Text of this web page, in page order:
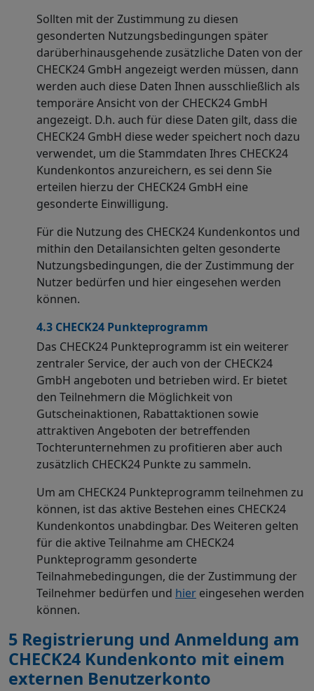
Sollten mit der Zustimmung zu diesen
gesonderten Nutzungsbedingungen später
darüberhinausgehende zusätzliche Daten von der
CHECK24 GmbH angezeigt werden müssen, dann
werden auch diese Daten Ihnen ausschließlich als
temporäre Ansicht von der CHECK24 GmbH
angezeigt. D.h. auch für diese Daten gilt, dass die
CHECK24 GmbH diese weder speichert noch dazu
verwendet, um die Stammdaten Ihres CHECK24
Kundenkontos anzureichern, es sei denn Sie
erteilen hierzu der CHECK24 GmbH eine
gesonderte Einwilligung.
Für die Nutzung des CHECK24 Kundenkontos und
mithin den Detailansichten gelten gesonderte
Nutzungsbedingungen, die der Zustimmung der
Nutzer bedürfen und hier eingesehen werden
können.
4.3 CHECK24 Punkteprogramm
Das CHECK24 Punkteprogramm ist ein weiterer
zentraler Service, der auch von der CHECK24
GmbH angeboten und betrieben wird. Er bietet
den Teilnehmern die Möglichkeit von
Gutscheinaktionen, Rabattaktionen sowie
attraktiven Angeboten der betreffenden
Tochterunternehmen zu profitieren aber auch
zusätzlich CHECK24 Punkte zu sammeln.
Um am CHECK24 Punkteprogramm teilnehmen zu
können, ist das aktive Bestehen eines CHECK24
Kundenkontos unabdingbar. Des Weiteren gelten
für die aktive Teilnahme am CHECK24
Punkteprogramm gesonderte
Teilnahmebedingungen, die der Zustimmung der
Teilnehmer bedürfen und hier eingesehen werden
können.
5 Registrierung und Anmeldung am
CHECK24 Kundenkonto mit einem
externen Benutzerkonto